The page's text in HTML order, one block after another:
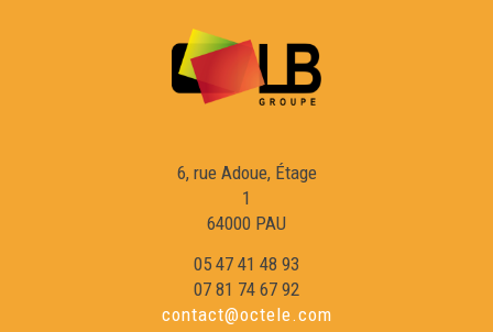
6, rue Adoue, Étage
1
64000 PAU
05 47 41 48 93
07 81 74 67 92
contact@octele.com